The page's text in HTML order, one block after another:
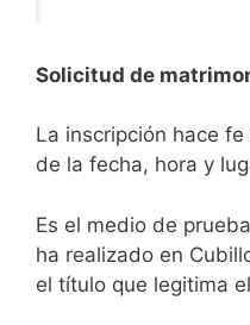
Solicitud de
La inscripción hace
de la fecha, hora y
Es el medio de
ha realizado en
el título que legitima